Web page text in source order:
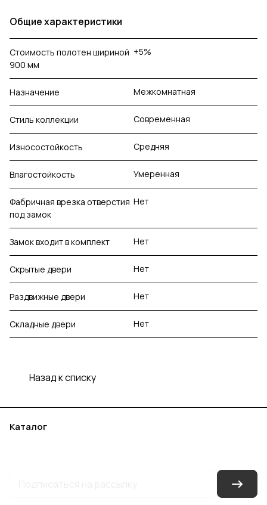
Общие характеристики
Стоимость полотен шириной
900 мм
+5%
Назначение Межкомнатная
Стиль коллекции Современная
Износостойкость Средняя
Влагостойкость Умеренная
Фабричная врезка отверстия
под замок
Нет
Замок входит в комплект Нет
Скрытые двери Нет
Раздвижные двери Нет
Складные двери Нет
Назад к списку
Каталог